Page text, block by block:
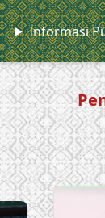
Informasi